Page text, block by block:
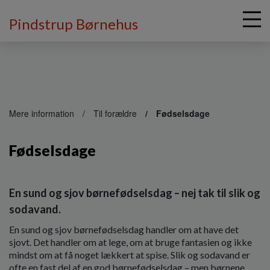
Pindstrup Børnehus
Mere information Til forældre Fødselsdage
Fødselsdage
En sund og sjov børnefødselsdag – nej tak til slik og
sodavand.
En sund og sjov børnefødselsdag handler om at have det
sjovt. Det handler om at lege, om at bruge fantasien og ikke
mindst om at få noget lækkert at spise. Slik og sodavand er
ofte en fast del af en god børnefødselsdag – men børnene